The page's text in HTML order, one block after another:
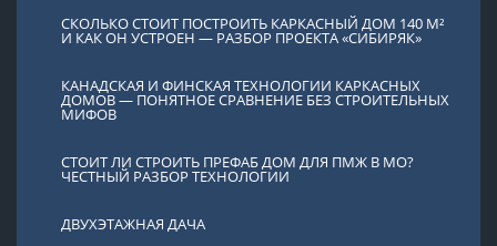
СКОЛЬКО СТОИТ ПОСТРОИТЬ КАРКАСНЫЙ ДОМ 140 М²
И КАК ОН УСТРОЕН — РАЗБОР ПРОЕКТА «СИБИРЯК»
КАНАДСКАЯ И ФИНСКАЯ ТЕХНОЛОГИИ КАРКАСНЫХ
ДОМОВ — ПОНЯТНОЕ СРАВНЕНИЕ БЕЗ СТРОИТЕЛЬНЫХ
МИФОВ
СТОИТ ЛИ СТРОИТЬ ПРЕФАБ ДОМ ДЛЯ ПМЖ В МО?
ЧЕСТНЫЙ РАЗБОР ТЕХНОЛОГИИ
ДВУХЭТАЖНАЯ ДАЧА